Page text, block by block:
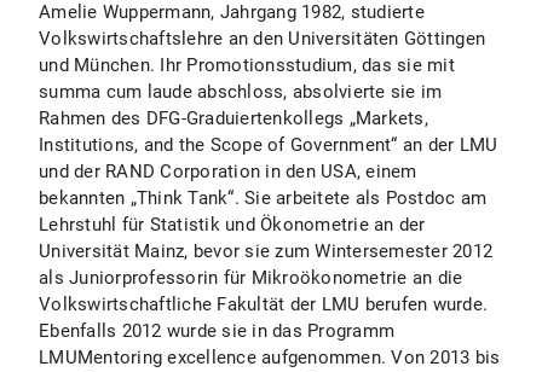
Amelie Wuppermann, Jahrgang 1982, studierte
Volkswirtschaftslehre an den Universitäten Göttingen
und München. Ihr Promotionsstudium, das sie mit
summa cum laude abschloss, absolvierte sie im
Rahmen des DFG-Graduiertenkollegs „Markets,
Institutions, and the Scope of Government“ an der LMU
und der RAND Corporation in den USA, einem
bekannten „Think Tank“. Sie arbeitete als Postdoc am
Lehrstuhl für Statistik und Ökonometrie an der
Universität Mainz, bevor sie zum Wintersemester 2012
als Juniorprofessorin für Mikroökonometrie an die
Volkswirtschaftliche Fakultät der LMU berufen wurde.
Ebenfalls 2012 wurde sie in das Programm
LMUMentoring excellence aufgenommen. Von 2013 bis